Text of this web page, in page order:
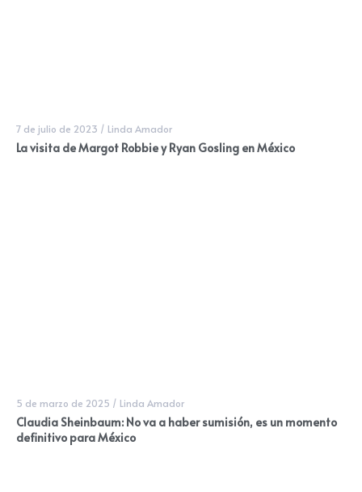
7 de julio de 2023 / Linda Amador
La visita de Margot Robbie y Ryan Gosling en México
5 de marzo de 2025 / Linda Amador
Claudia Sheinbaum: No va a haber sumisión, es un momento
definitivo para México